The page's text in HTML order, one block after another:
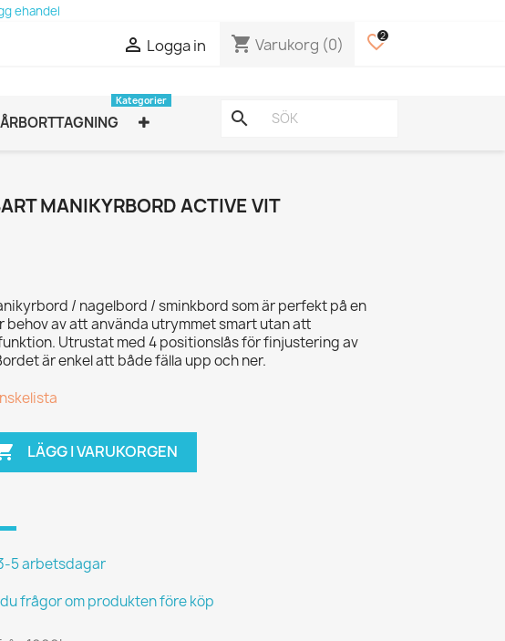
ehandel
 Logga in shopping_cart Varukorg (0) favorite_border
2
Kategorier
search
MANIKYRBORD ACTIVE VIT
/ nagelbord / sminkbord som är perfekt på en
behov av att använda utrymmet smart utan att
Utrustat med 4 positionslås för finjustering av
är enkel att både fälla upp och ner.
LÄGG I VARUKORGEN
5 arbetsdagar
frågor om produkten före köp